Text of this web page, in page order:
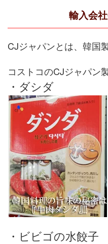
輸入会
CJジャパンとは、韓国
コストコのCJジャパン
・ダシダ
・ビビゴの水餃子